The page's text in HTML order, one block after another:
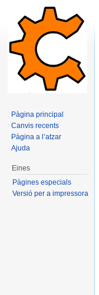
Pàgina principal
Canvis recents
Pàgina a l’atzar
Ajuda
Eines
Pàgines especials
Versió per a impressora